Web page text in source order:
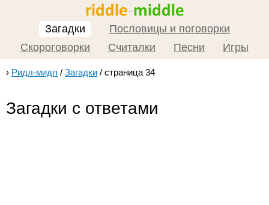
Загадки
Пословицы и поговорки
Скороговорки
Считалки Песни Игры
› Ридл-мидл / Загадки / страница 34
Загадки с ответами